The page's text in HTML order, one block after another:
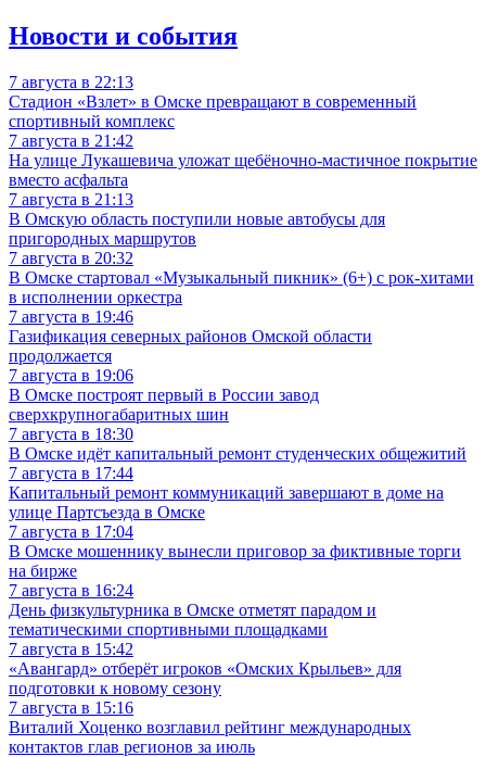
Новости и события
7 августа в 22:13
Стадион «Взлет» в Омске превращают в современный
спортивный комплекс
7 августа в 21:42
На улице Лукашевича уложат щебёночно-мастичное покрытие
вместо асфальта
7 августа в 21:13
В Омскую область поступили новые автобусы для
пригородных маршрутов
7 августа в 20:32
В Омске стартовал «Музыкальный пикник» (6+) с рок-хитами
в исполнении оркестра
7 августа в 19:46
Газификация северных районов Омской области
продолжается
7 августа в 19:06
В Омске построят первый в России завод
сверхкрупногабаритных шин
7 августа в 18:30
В Омске идёт капитальный ремонт студенческих общежитий
7 августа в 17:44
Капитальный ремонт коммуникаций завершают в доме на
улице Партсъезда в Омске
7 августа в 17:04
В Омске мошеннику вынесли приговор за фиктивные торги
на бирже
7 августа в 16:24
День физкультурника в Омске отметят парадом и
тематическими спортивными площадками
7 августа в 15:42
«Авангард» отберёт игроков «Омских Крыльев» для
подготовки к новому сезону
7 августа в 15:16
Виталий Хоценко возглавил рейтинг международных
контактов глав регионов за июль